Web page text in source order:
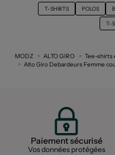
T-SHIRTS POLOS
T-
MODZ ALTO GIRO Tee-shirts
Alto Giro Debardeurs Femme
Paiement sécurisé
Vos données protégées